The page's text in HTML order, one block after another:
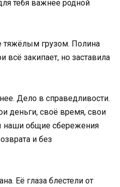
тебя важнее родной
тяжёлым грузом. Полина
всё закипает, но заставила
Дело в справедливости.
деньги, своё время, свои
наши общие сбережения
и без
Её глаза блестели от